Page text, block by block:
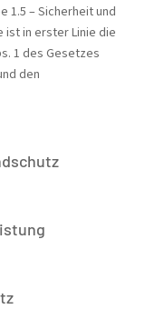
1.5 – Sicherheit und
ist in erster Linie die
1 des Gesetzes
den